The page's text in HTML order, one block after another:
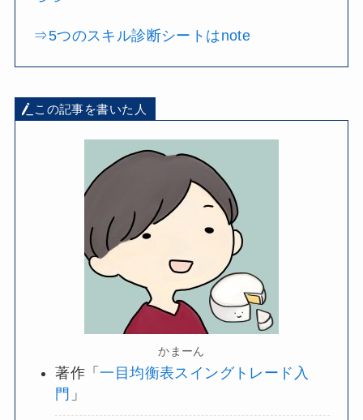
⇒5つのスキル診断シートはnote
この記事を書いた人
かまーん
著作「一目均衡表スイングトレード入
門 」